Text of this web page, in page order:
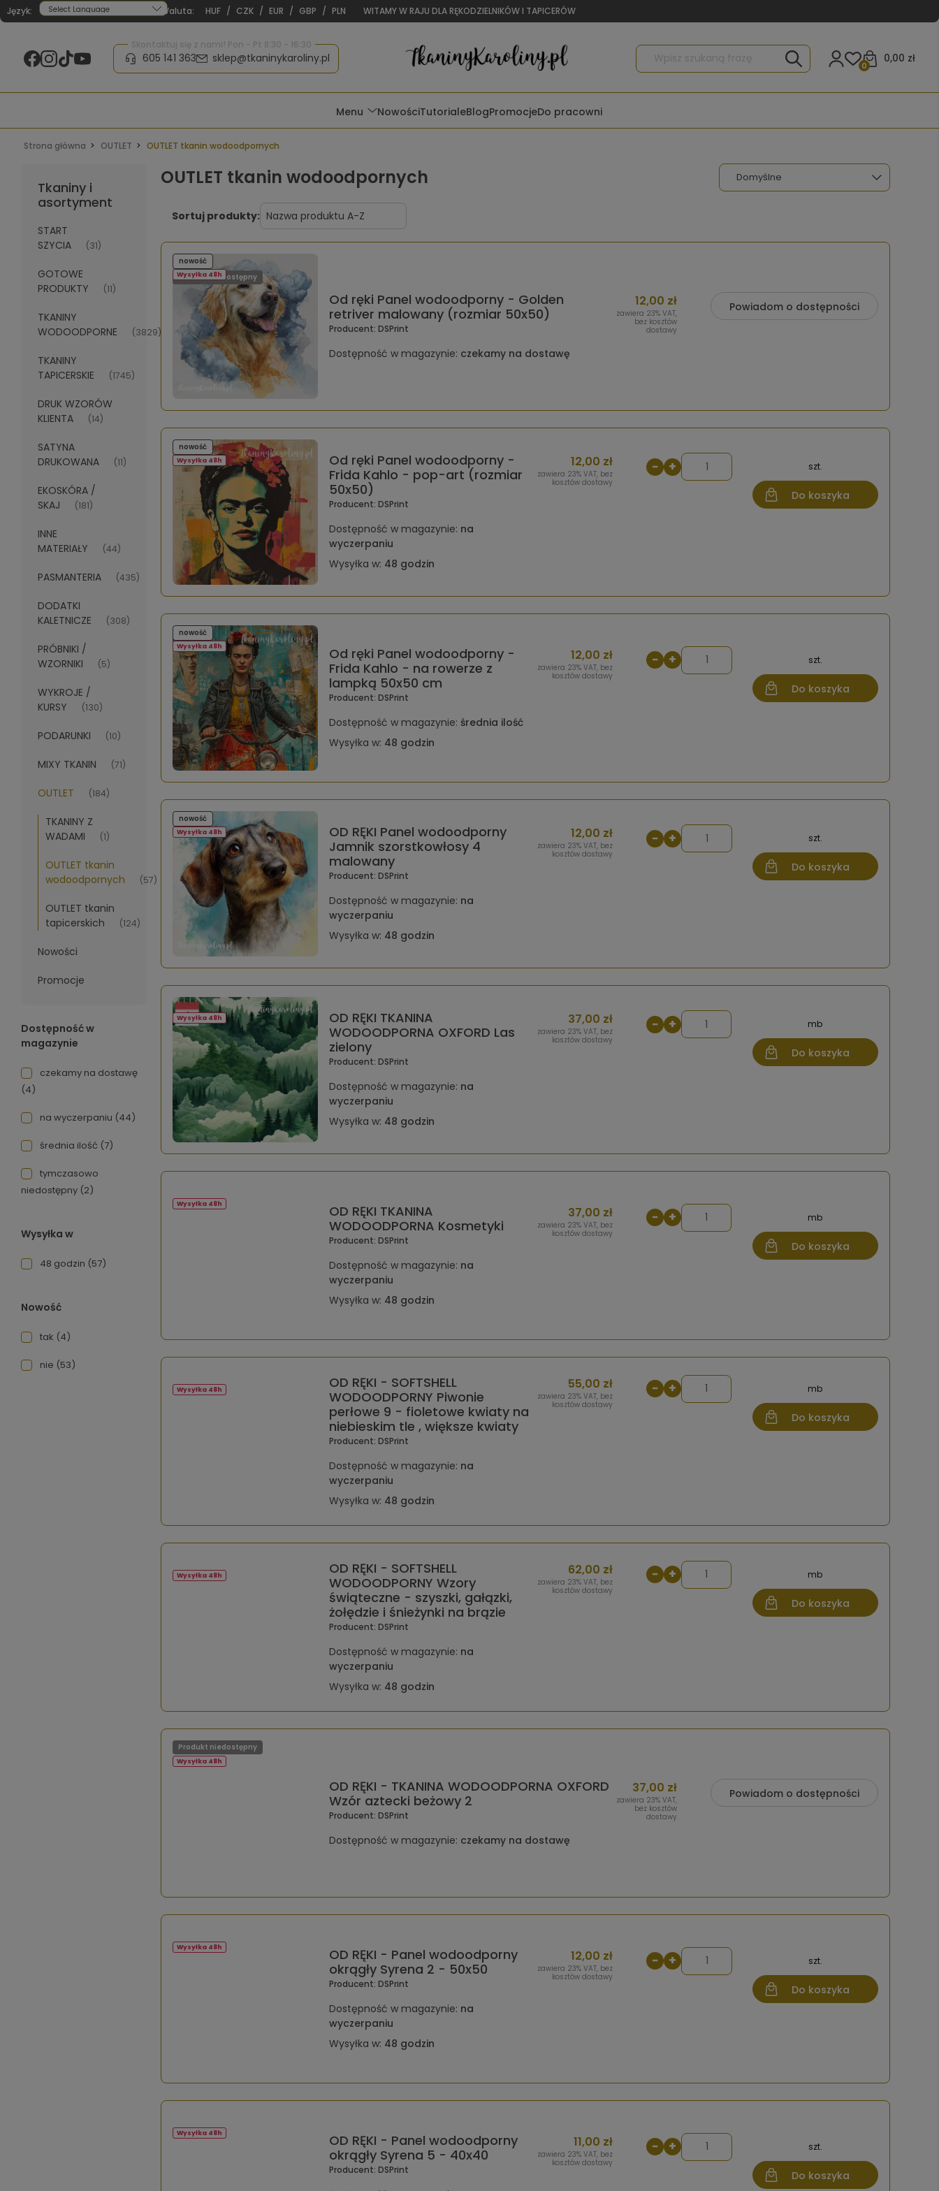
Język:
Powered by
Waluta: HUF / CZK / EUR / GBP / PLN WITAMY W RAJU DLA RĘKODZIELNIKÓW I TAPICERÓW
Skontaktuj się z nami! Pon - Pt 8:30 - 16:30
605 141 363 sklep@tkaninykaroliny.pl 0,00 zł
0
Menu NowościTutorialeBlogPromocjeDo pracowni
Strona główna OUTLET OUTLET tkanin wodoodpornych
Tkaniny i
asortyment
START
SZYCIA
(31)
GOTOWE
PRODUKTY
(11)
TKANINY
WODOODPORNE
(3829)
TKANINY
TAPICERSKIE
(1745)
DRUK WZORÓW
KLIENTA
(14)
SATYNA
DRUKOWANA
(11)
EKOSKÓRA /
SKAJ
(181)
INNE
MATERIAŁY
(44)
PASMANTERIA (435)
DODATKI
KALETNICZE
(308)
PRÓBNIKI /
WZORNIKI
(5)
WYKROJE /
KURSY
(130)
PODARUNKI (10)
MIXY TKANIN (71)
OUTLET (184)
TKANINY Z
WADAMI
(1)
OUTLET tkanin
wodoodpornych
(57)
OUTLET tkanin
tapicerskich
(124)
Nowości
Promocje
Dostępność w
magazynie
czekamy na dostawę
(4)
na wyczerpaniu (44)
średnia ilość (7)
tymczasowo
niedostępny (2)
Wysyłka w
48 godzin (57)
Nowość
tak (4)
nie (53)
OUTLET tkanin wodoodpornych
Sortuj produkty:
Od ręki Panel wodoodporny - Golden
retriver malowany (rozmiar 50x50)
Producent: DSPrint
Dostępność w magazynie: czekamy na dostawę
12,00 zł
zawiera 23% VAT,
bez kosztów
dostawy
Powiadom o dostępności
nowość
Wysyłka 48h
Produkt niedostępny
Od ręki Panel wodoodporny -
Frida Kahlo - pop-art (rozmiar
50x50)
Producent: DSPrint
Dostępność w magazynie: na
wyczerpaniu
Wysyłka w: 48 godzin
12,00 zł
zawiera 23% VAT, bez
kosztów dostawy
− + szt.
Do koszyka
nowość
Wysyłka 48h
Od ręki Panel wodoodporny -
Frida Kahlo - na rowerze z
lampką 50x50 cm
Producent: DSPrint
Dostępność w magazynie: średnia ilość
Wysyłka w: 48 godzin
12,00 zł
zawiera 23% VAT, bez
kosztów dostawy
− + szt.
Do koszyka
nowość
Wysyłka 48h
OD RĘKI Panel wodoodporny
Jamnik szorstkowłosy 4
malowany
Producent: DSPrint
Dostępność w magazynie: na
wyczerpaniu
Wysyłka w: 48 godzin
12,00 zł
zawiera 23% VAT, bez
kosztów dostawy
− + szt.
Do koszyka
nowość
Wysyłka 48h
OD RĘKI TKANINA
WODOODPORNA OXFORD Las
zielony
Producent: DSPrint
Dostępność w magazynie: na
wyczerpaniu
Wysyłka w: 48 godzin
37,00 zł
zawiera 23% VAT, bez
kosztów dostawy
− + mb
Do koszyka
Wysyłka 48h
OD RĘKI TKANINA
WODOODPORNA Kosmetyki
Producent: DSPrint
Dostępność w magazynie: na
wyczerpaniu
Wysyłka w: 48 godzin
37,00 zł
zawiera 23% VAT, bez
kosztów dostawy
− + mb
Do koszyka
Wysyłka 48h
OD RĘKI - SOFTSHELL
WODOODPORNY Piwonie
perłowe 9 - fioletowe kwiaty na
niebieskim tle , większe kwiaty
Producent: DSPrint
Dostępność w magazynie: na
wyczerpaniu
Wysyłka w: 48 godzin
55,00 zł
zawiera 23% VAT, bez
kosztów dostawy
− + mb
Do koszyka
Wysyłka 48h
OD RĘKI - SOFTSHELL
WODOODPORNY Wzory
świąteczne - szyszki, gałązki,
żołędzie i śnieżynki na brązie
Producent: DSPrint
Dostępność w magazynie: na
wyczerpaniu
Wysyłka w: 48 godzin
62,00 zł
zawiera 23% VAT, bez
kosztów dostawy
− + mb
Do koszyka
Wysyłka 48h
OD RĘKI - TKANINA WODOODPORNA OXFORD
Wzór aztecki beżowy 2
Producent: DSPrint
Dostępność w magazynie: czekamy na dostawę
37,00 zł
zawiera 23% VAT,
bez kosztów
dostawy
Powiadom o dostępności
Wysyłka 48h
Produkt niedostępny
OD RĘKI - Panel wodoodporny
okrągły Syrena 2 - 50x50
Producent: DSPrint
Dostępność w magazynie: na
wyczerpaniu
Wysyłka w: 48 godzin
12,00 zł
zawiera 23% VAT, bez
kosztów dostawy
− + szt.
Do koszyka
Wysyłka 48h
OD RĘKI - Panel wodoodporny
okrągły Syrena 5 - 40x40
Producent: DSPrint
11,00 zł
zawiera 23% VAT, bez
kosztów dostawy
− + szt.
Do koszyka
Wysyłka 48h